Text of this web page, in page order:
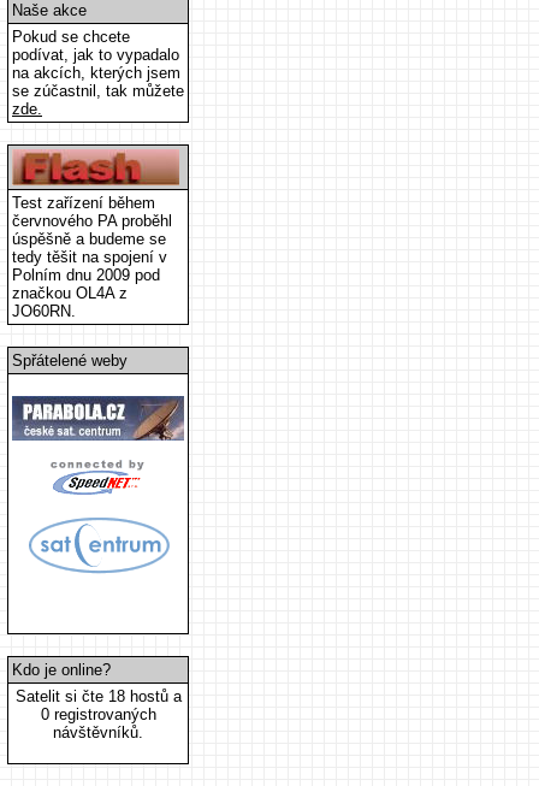
Naše akce
Pokud se chcete
podívat, jak to vypadalo
na akcích, kterých jsem
se zúčastnil, tak můžete
zde.
Test zařízení během
červnového PA proběhl
úspěšně a budeme se
tedy těšit na spojení v
Polním dnu 2009 pod
značkou OL4A z
JO60RN.
Spřátelené weby
Kdo je online?
Satelit si čte 18 hostů a
0 registrovaných
návštěvníků.